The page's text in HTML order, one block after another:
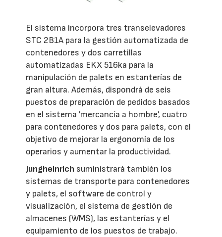
El sistema incorpora tres transelevadores
STC 2B1A para la gestión automatizada de
contenedores y dos carretillas
automatizadas EKX 516ka para la
manipulación de palets en estanterías de
gran altura. Además, dispondrá de seis
puestos de preparación de pedidos basados
en el sistema 'mercancía a hombre', cuatro
para contenedores y dos para palets, con el
objetivo de mejorar la ergonomía de los
operarios y aumentar la productividad.
Jungheinrich suministrará también los
sistemas de transporte para contenedores
y palets, el software de control y
visualización, el sistema de gestión de
almacenes (WMS), las estanterías y el
equipamiento de los puestos de trabajo.